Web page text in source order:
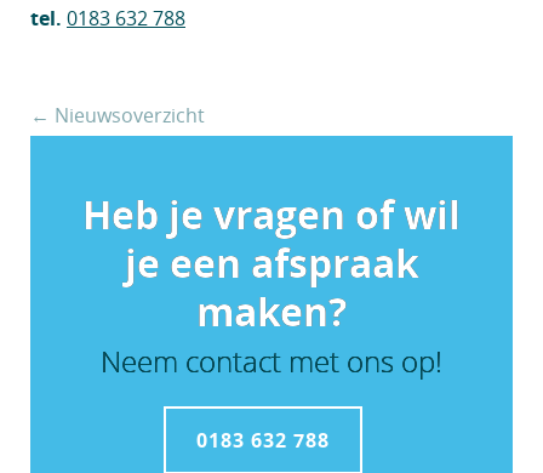
tel. 0183 632 788
← Nieuwsoverzicht
Heb je vragen of wil
je een afspraak
maken?
Neem contact met ons op!
0183 632 788